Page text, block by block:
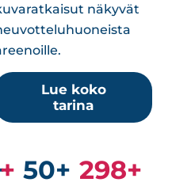
näkyvät
Lue koko
tarina
+ 50+ 300+